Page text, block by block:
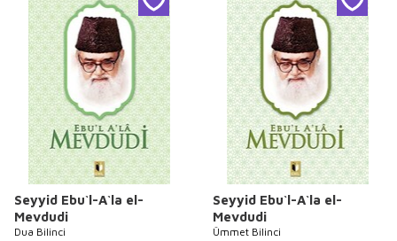
Seyyid Ebu`l-A`la el-
Mevdudi
Dua Bilinci
Seyyid Ebu`l-A`la el-
Mevdudi
Ümmet Bilinci